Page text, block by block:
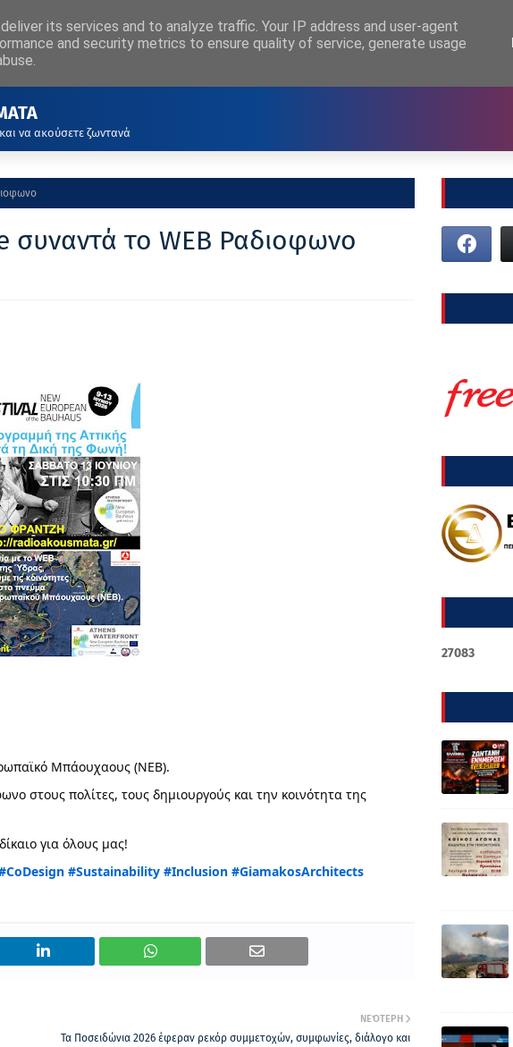
ΑΚΟΥΣΤΕ ΖΩΝΤΑΝΑ
να ακούσετε ζωντανά
το WEB Ραδιοφωνο
Μπάουχαους (NEB).
στους πολίτες, τους δημιουργούς και την κοινότητα της
για όλους μας!
#Sustainability #Inclusion #GiamakosArchitects
ΝΕΌΤΕΡΗ
Τα Ποσειδώνια 2026 έφεραν ρεκόρ συμμετοχών, συμφωνίες, διάλογο και
27083
its services and to analyze traffic. Your IP address and user-agent
and security metrics to ensure quality of service, generate usage